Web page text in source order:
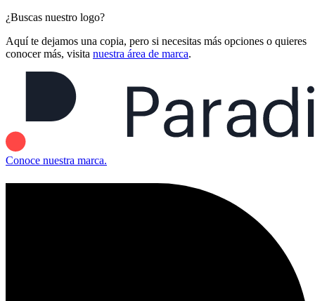
¿Buscas nuestro logo?
Aquí te dejamos una copia, pero si necesitas más opciones o quieres
conocer más, visita nuestra área de marca.
Conoce nuestra marca.